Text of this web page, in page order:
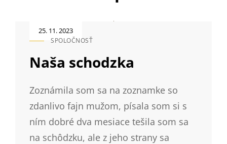
25. 11. 2023
CAT
SPOLOČNOSŤ
Naša schodzka
Zoznámila som sa na zoznamke so
zdanlivo fajn mužom, písala som si s
ním dobré dva mesiace tešila som sa
na schôdzku, ale z jeho strany sa